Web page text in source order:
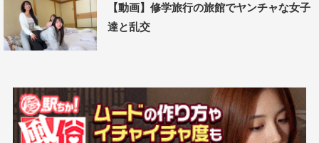
【動画】修学旅行の旅館でヤンチャな女子
達と乱交